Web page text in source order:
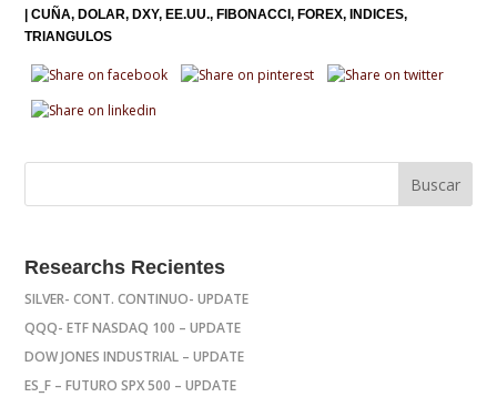
|CUÑA DOLAR DXY EE.UU. FIBONACCI FOREX
INDICES
TRIANGULOS
Researchs Recientes
SILVER- CONT. CONTINUO- UPDATE
QQQ- ETF NASDAQ 100 – UPDATE
DOW JONES INDUSTRIAL – UPDATE
ES_F – FUTURO SPX 500 – UPDATE